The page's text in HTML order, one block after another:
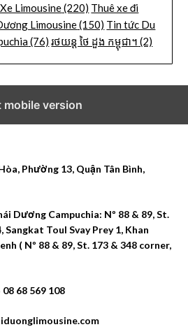
Limousine(220) Thuê xe đi
Limousine(150) Tin tức Du
(76) រថយន្ត ថៃ ដួង កម្ពុជា។ (2)
Phường 13, Quận Tân Bình,
Dương Campuchia: Nº 88 & 89, St.
Sangkat Toul Svay Prey 1, Khan
( Nº 88 & 89, St. 173 & 348 corner,
68 569 108
mobile version